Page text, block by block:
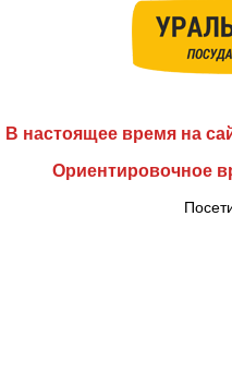
В настоящее время на
Ориентировочное